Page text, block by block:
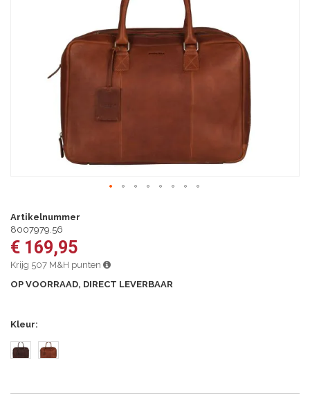
naar
het
begin
van
de
gallerij
Artikelnummer
8007979.56
€ 169,95
Krijg 507 M&H punten
OP VOORRAAD, DIRECT LEVERBAAR
Kleur